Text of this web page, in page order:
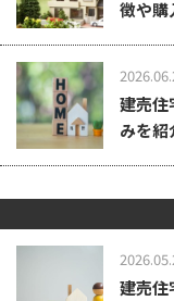
徴や
建売住
みを紹
建売住